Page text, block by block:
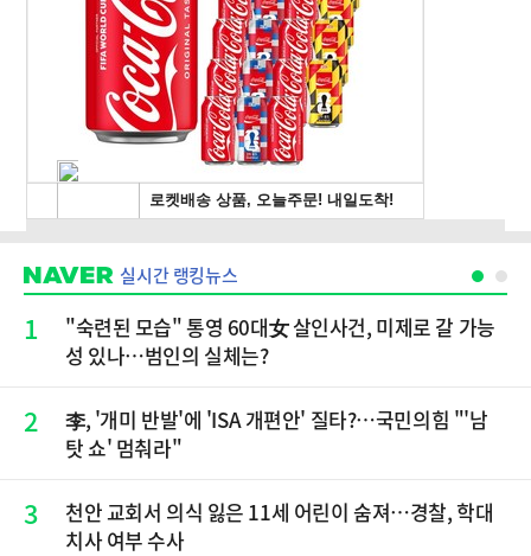
실시간 랭킹뉴스
1
"숙련된 모습" 통영 60대女 살인사건, 미제로 갈 가능
성 있나…범인의 실체는?
2
李, '개미 반발'에 'ISA 개편안' 질타?…국민의힘 "'남
탓 쇼' 멈춰라"
3
천안 교회서 의식 잃은 11세 어린이 숨져…경찰, 학대
치사 여부 수사